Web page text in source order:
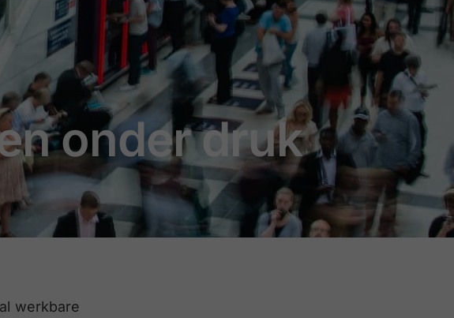
onder druk
werkbare